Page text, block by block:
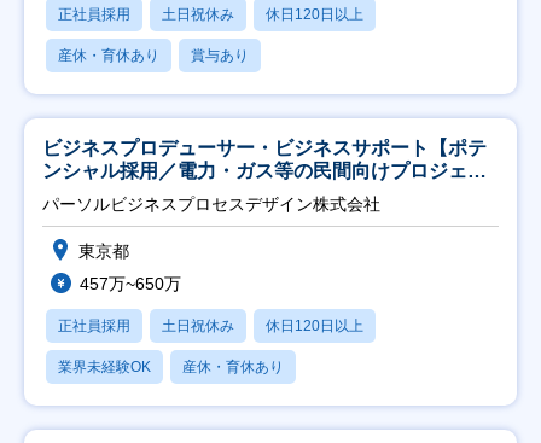
正社員採用 土日祝休み 休日120日以上
産休・育休あり 賞与あり
ビジネスプロデューサー・ビジネスサポート【ポテ
ンシャル採用／電力・ガス等の民間向けプロジェク
ト推進】
パーソルビジネスプロセスデザイン株式会社
東京都
457万~650万
正社員採用 土日祝休み 休日120日以上
業界未経験OK 産休・育休あり